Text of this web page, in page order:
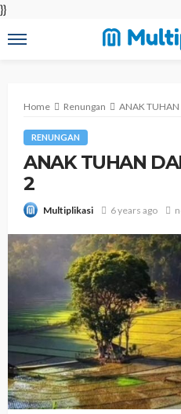
}}
Home Renungan ANAK TUHAN
RENUNGAN
ANAK TUHAN
2
Multiplikasi 6 years ago